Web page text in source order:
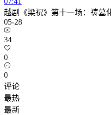
越剧《梁祝》第十一场：祷墓
05-28
34
0
0
评论
最热
最新